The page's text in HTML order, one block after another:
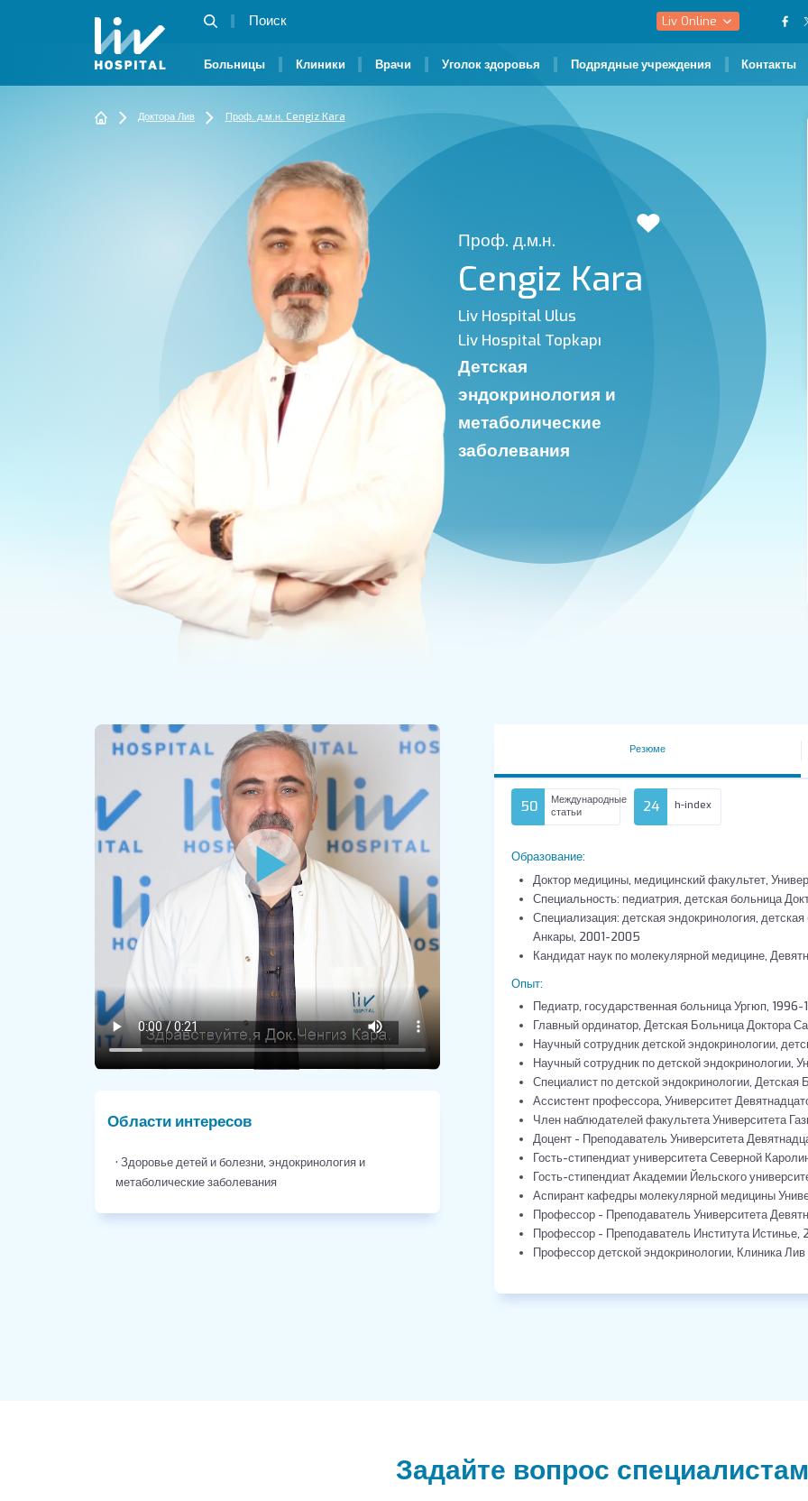
Liv Online
Больницы Клиники Врачи Уголок здоровья Подрядные учреждения Контакты
Доктора Лив Проф. д.м.н. Cengiz Kara
Проф. д.м.н.
Cengiz Kara
Liv Hospital Ulus
Liv Hospital Topkapı
Детская
эндокринология и
метаболические
заболевания
Области интересов
• Здоровье детей и болезни, эндокринология и
метаболические заболевания
Резюме
50
Международные
статьи
24 h-index
Образование:
Доктор медицины, медицинский факультет,
Специальность: педиатрия, детская больница
Специализация: детская эндокринология,
Анкары, 2001-2005
Кандидат наук по молекулярной медицине,
Опыт:
Педиатр, государственная больница Ургюп, 1996-
Главный ординатор, Детская Больница Доктора
Научный сотрудник детской эндокринологии,
Научный сотрудник по детской эндокринологии,
Специалист по детской эндокринологии,
Ассистент профессора, Университет
Член наблюдателей факультета Университета
Доцент - Преподаватель Университета
Гость-стипендиат университета Северной
Гость-стипендиат Академии Йельского
Аспирант кафедры молекулярной медицины
Профессор - Преподаватель Университета
Профессор - Преподаватель Института Истинье,
Профессор детской эндокринологии, Клиника
Задайте вопрос